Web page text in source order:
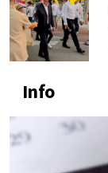
Info